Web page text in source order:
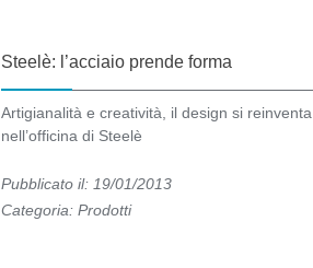
Steelè: l’acciaio prende forma
Artigianalità e creatività, il design si reinventa
nell’officina di Steelè
Pubblicato il: 19/01/2013
Categoria: Prodotti